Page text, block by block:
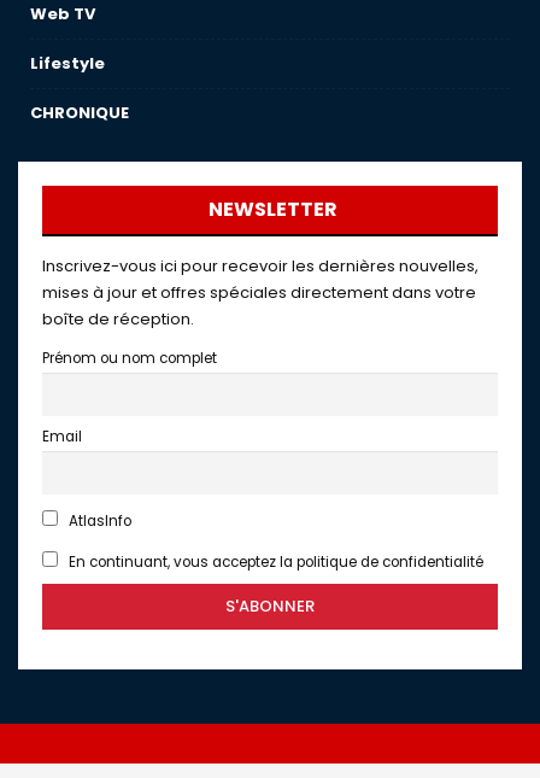
Web TV
Lifestyle
CHRONIQUE
NEWSLETTER
Inscrivez-vous ici pour recevoir les dernières nouvelles,
mises à jour et offres spéciales directement dans votre
boîte de réception.
Prénom ou nom complet
Email
AtlasInfo
En continuant, vous acceptez la politique de confidentialité